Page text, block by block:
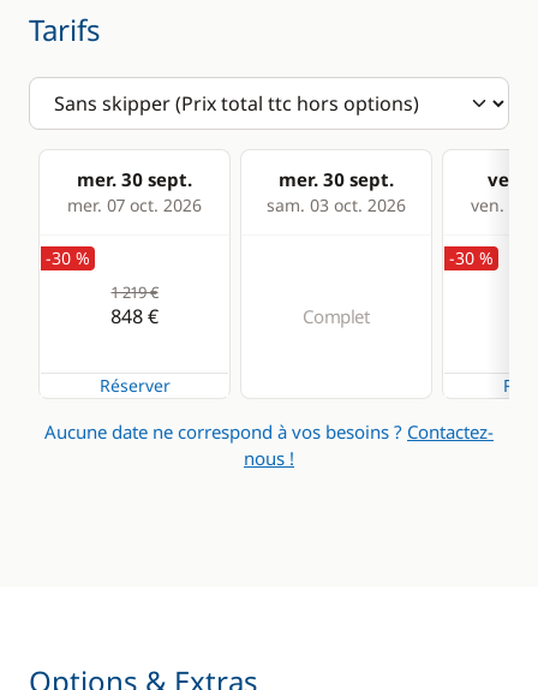
Tarifs
mer. 30 sept.
mer. 07 oct. 2026
mer. 30 sept.
sam. 03 oct. 2026
ven.
ven. 09
-30 %
1 219 €
848 €
Réserver
Complet
-30 %
Aucune date ne correspond à vos besoins ? Contactez-
nous !
Options & Extras